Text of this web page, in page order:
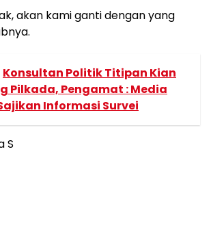
akan kami ganti dengan yang
Konsultan Politik Titipan Kian
Pilkada, Pengamat : Media
Informasi Survei
S